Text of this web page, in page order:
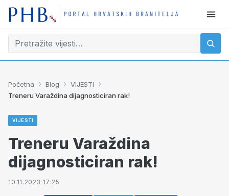
Početna › Blog › VIJESTI ›
Treneru Varaždina dijagnosticiran rak!
VIJESTI
Treneru Varaždina
dijagnosticiran rak!
10.11.2023 17:25